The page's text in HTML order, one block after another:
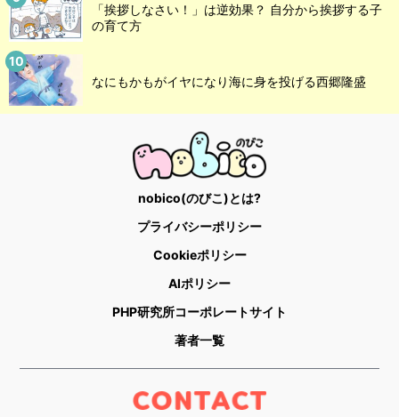
「挨拶しなさい！」は逆効果？ 自分から挨拶する子
の育て方
なにもかもがイヤになり海に身を投げる西郷隆盛
nobico(のびこ)とは?
プライバシーポリシー
Cookieポリシー
AIポリシー
PHP研究所コーポレートサイト
著者一覧